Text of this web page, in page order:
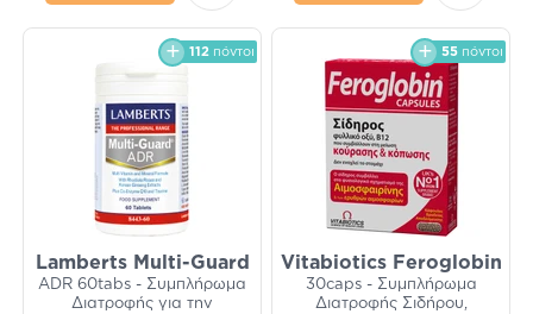
112 πόντοι
Lamberts Multi-Guard
ADR 60tabs - Συμπλήρωμα
Διατροφής για την
55 πόντοι
Vitabiotics Feroglobin
30caps - Συμπλήρωμα
Διατροφής Σιδήρου,